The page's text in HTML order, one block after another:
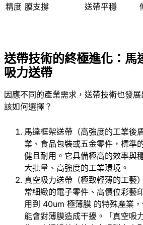
精度 膜支撐 送帶平穩
送帶技術的終極進化：馬
吸力送帶
因應不同的產業需求，送帶技術也發
該如何選擇？
馬達框架送帶（高強度的工業後
業、食品包裝或五金零件，標準
健且耐用。它具備極高的效率與
大批量、高強度的工業環境。
真空吸力送帶（極致輕薄的工藝
常細緻的電子零件、高價位彩藝
用到 40um 極薄膜 的特殊產業
能會對薄膜造成干擾。「真空吸